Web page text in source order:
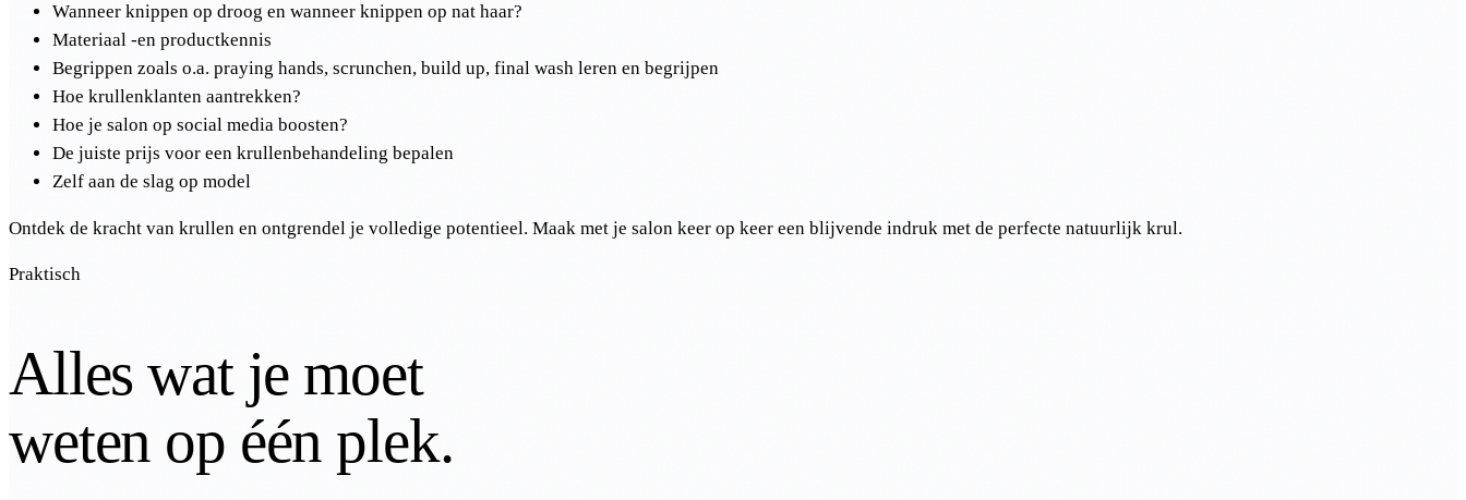
Wanneer knippen op droog en wanneer knippen op nat haar?
Materiaal -en productkennis
Begrippen zoals o.a. praying hands, scrunchen, build up, final wash leren en begrijpen
Hoe krullenklanten aantrekken?
Hoe je salon op social media boosten?
De juiste prijs voor een krullenbehandeling bepalen
Zelf aan de slag op model
Ontdek de kracht van krullen en ontgrendel je volledige potentieel. Maak met je salon keer op keer een blijvende indruk met de perfecte natuurlijk krul.
Praktisch
Alles wat je moet
weten op één plek.